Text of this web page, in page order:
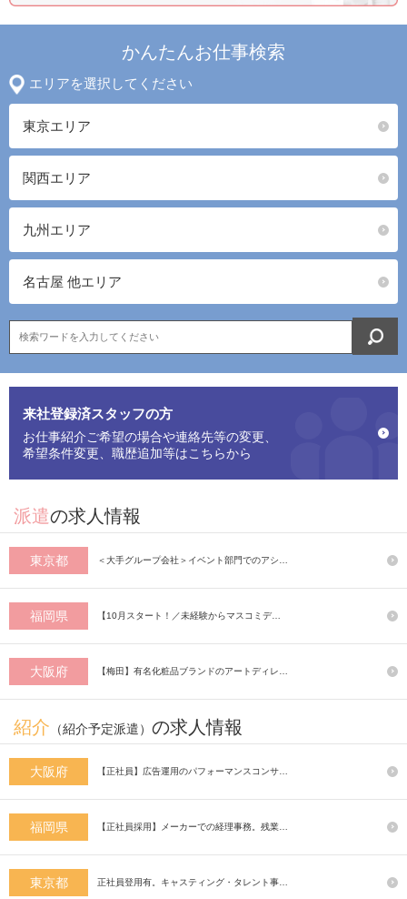
かんたんお仕事検索
エリアを選択してください
東京エリア
関西エリア
九州エリア
名古屋 他エリア
来社登録済スタッフの方
お仕事紹介ご希望の場合や連絡先等の変更、
希望条件変更、職歴追加等はこちらから
派遣の求人情報
東京都 ＜大手グループ会社＞イベント部門でのアシ…
福岡県 【10月スタート！／未経験からマスコミデ…
大阪府 【梅田】有名化粧品ブランドのアートディレ…
紹介 （紹介予定派遣） の求人情報
大阪府 【正社員】広告運用のパフォーマンスコンサ…
福岡県 【正社員採用】メーカーでの経理事務。残業…
東京都 正社員登用有。キャスティング・タレント事…